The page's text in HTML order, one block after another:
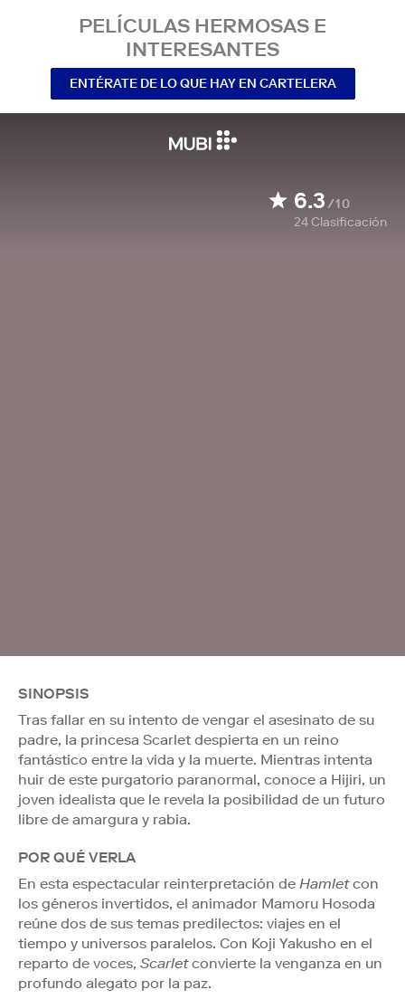
PELÍCULAS HERMOSAS E
INTERESANTES
ENTÉRATE DE LO QUE HAY EN CARTELERA
6.3/10
24Clasificación
SINOPSIS
Tras fallar en su intento de vengar el asesinato de su
padre, la princesa Scarlet despierta en un reino
fantástico entre la vida y la muerte. Mientras intenta
huir de este purgatorio paranormal, conoce a Hijiri, un
joven idealista que le revela la posibilidad de un futuro
libre de amargura y rabia.
POR QUÉ VERLA
En esta espectacular reinterpretación de Hamletcon
los géneros invertidos, el animador Mamoru Hosoda
reúne dos de sus temas predilectos: viajes en el
tiempo y universos paralelos. Con Koji Yakusho en el
reparto de voces, Scarletconvierte la venganza en un
profundo alegato por la paz.